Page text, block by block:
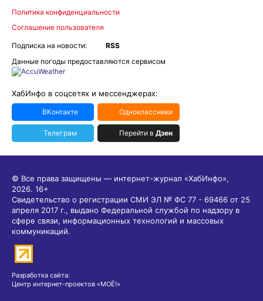
Политика конфиденциальности
Соглашение пользователя
Подписка на новости:
RSS
Данные погоды предоставляются сервисом
ХабИнфо в соцсетях и мессенджерах:
ВКонтакте Одноклассники
Телеграм Перейти в Дзен
© Все права защищены — интернет-журнал «ХабИнфо»,
2026. 16+
Свидетельство о регистрации СМИ ЭЛ № ФС 77 - 69466 от 25
апреля 2017 г., выдано Федеральной службой по надзору в
сфере связи, информационных технологий и массовых
коммуникаций.
Разработка сайта:
Центр интернет-проектов «МОЁ!»